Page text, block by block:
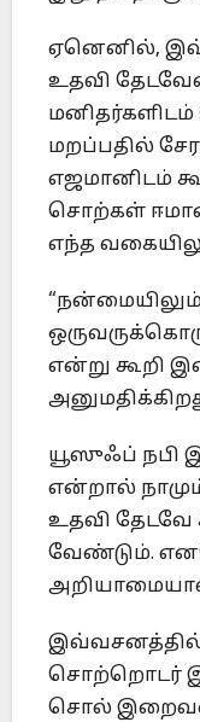
ஏனெனில்,
உதவி
மறப்பதில்
எஜமானிடம்
சொற்கள்
எந்த
என்று கூறி
யூஸுஃப் நபி
என்றால்
உதவி தேடவே
வேண்டும்.
இவ்வசனத்தில்
சொற்றொடர்
சொல்